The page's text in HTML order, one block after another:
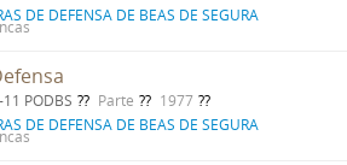
DE DEFENSA DE BEAS DE SEGURA
PODBS Parte
1977
DE DEFENSA DE BEAS DE SEGURA